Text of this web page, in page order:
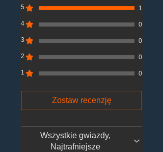
5 1
4 0
3 0
2 0
1 0
Zostaw recenzję
Wszystkie gwiazdy,
Najtrafniejsze